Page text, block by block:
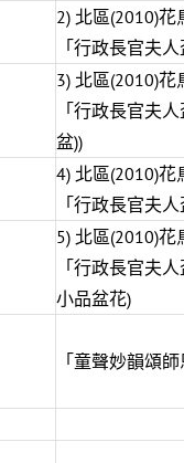
2) 北區(2010)花
「行政長官夫
3) 北區(2010)花
「行政長官夫
盆))
4) 北區(2010)花
「行政長官夫
5) 北區(2010)花
「行政長官夫
小品盆花)
「童聲妙韻頌